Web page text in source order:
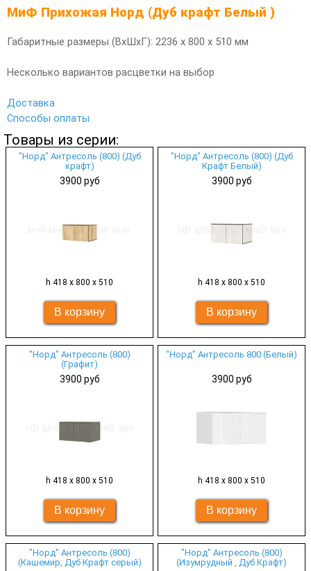
МиФ Прихожая Норд (Дуб крафт Белый )
Габаритные размеры (ВхШхГ): 2236 х 800 х 510 мм
Несколько вариантов расцветки на выбор
Доставка
Способы оплаты
Товары из серии:
"Норд" Антресоль (800) (Дуб
крафт)
3900 руб
h 418 х 800 х 510
"Норд" Антресоль (800) (Дуб
Крафт Белый)
3900 руб
h 418 х 800 х 510
"Норд" Антресоль (800)
(Графит)
3900 руб
h 418 х 800 х 510
"Норд" Антресоль 800 (Белый)
3900 руб
h 418 х 800 х 510
"Норд" Антресоль (800)
(Кашемир, Дуб Крафт серый)
"Норд" Антресоль (800)
(Изумрудный , Дуб Крафт)